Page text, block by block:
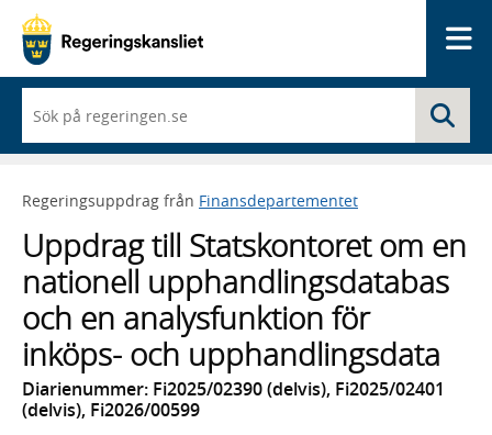
du
börjar
skriva
framträder
lista
med
sökförslag
Regeringsuppdrag från Finansdepartementet
Uppdrag till Statskontoret om en
nationell upphandlingsdatabas
och en analysfunktion för
inköps- och upphandlingsdata
Diarienummer: Fi2025/02390 (delvis), Fi2025/02401
(delvis), Fi2026/00599